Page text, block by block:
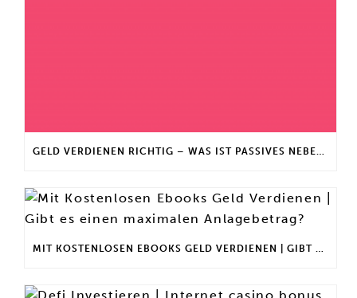
GELD VERDIENEN RICHTIG – WAS IST PASSIVES NEBENEINKOMMEN?
MIT KOSTENLOSEN EBOOKS GELD VERDIENEN | GIBT ES EINEN MAXIMALEN ANLAGEBETRAG?